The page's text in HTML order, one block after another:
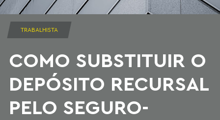
TRABALHISTA
COMO SUBSTITUIR O
DEPÓSITO RECURSAL
PELO SEGURO-